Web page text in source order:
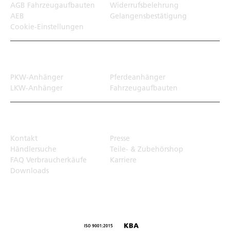
AGB Fahrzeugaufbauten
Widerrufsbelehrung
AEB
Gelangensbestätigung
Cookie-Einstellungen
PKW-Anhänger
Pferdeanhänger
LKW-Anhänger
Fahrzeugaufbauten
Kontakt
Presse
Händlersuche
Teile- & Zubehörshop
FAQ Verbraucherkäufe
Karriere
Downloads